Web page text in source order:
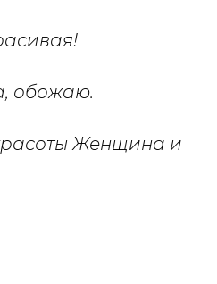
обожаю.
Женщина и